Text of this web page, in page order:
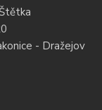
- Dražejov